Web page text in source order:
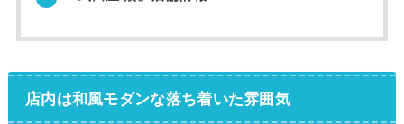
店内は和風モダンな落ち着いた雰囲気